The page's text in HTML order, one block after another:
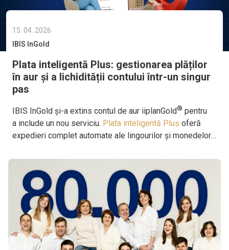
15. 04. 2026
IBIS InGold
Plata inteligentă Plus: gestionarea plăților
în aur și a lichidității contului într-un singur
pas
IBIS InGold și-a extins contul de aur iiplanGold® pentru
a include un nou serviciu. Plata inteligentă Plus oferă
expedieri complet automate ale lingourilor și monedelor
minim prestabilit în contul dvs. de aur. Acest lucru
consolidează și mai mult rolul iiplanGold®de unul dintre
cele mai cuprinzătoare instrumente de investiții în aur de
pe piață.